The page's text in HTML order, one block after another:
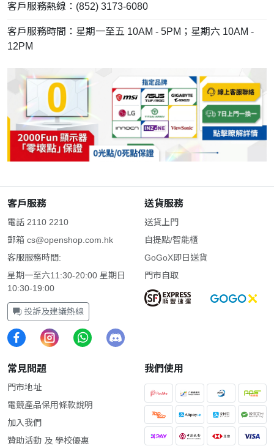
客戶服務熱線：(852) 3173-6080
客戶服務時間：星期一至五 10AM - 5PM；星期六 10AM -
12PM
客戶服務
電話 2110 2210
郵箱 cs@openshop.com.hk
客服服務時間:
星期一至六11:30-20:00 星期日
10:30-19:00
投訴及建議熱線
送貨服務
送貨上門
自提點/智能櫃
GoGoX即日送貨
門市自取
常見問題
門市地址
電競產品保用條款說明
加入我們
贊助活動 及 學校優惠
我們使用